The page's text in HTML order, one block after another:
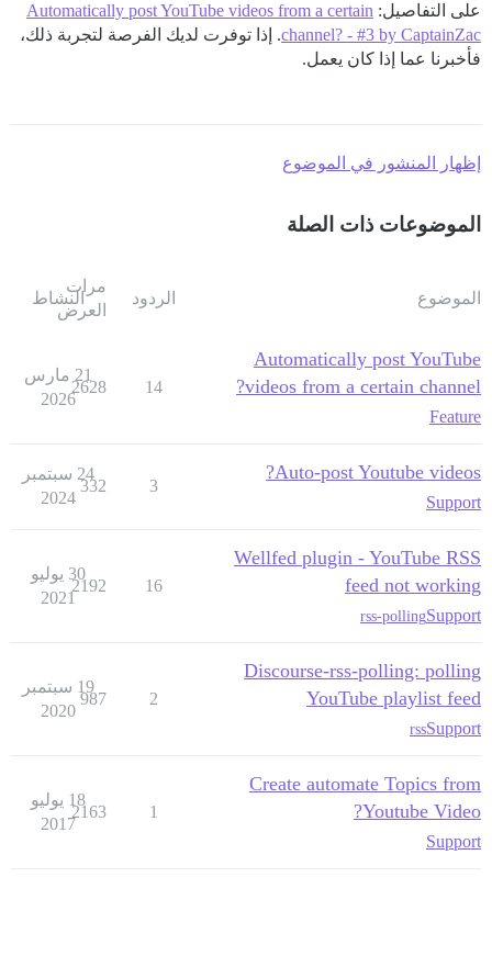
على التفاصيل: Automatically post YouTube videos from a certain
channel? - #3 by CaptainZac. إذا توفرت لديك الفرصة لتجربة ذلك،
فأخبرنا عما إذا كان يعمل.
إظهار المنشور في الموضوع
الموضوعات ذات الصلة
الموضوع الردود
مرات
العرض
النشاط
Automatically post YouTube
videos from a certain channel?
Feature
14
2628
21 مارس
2026
Auto-post Youtube videos?
Support
3
332
24 سبتمبر
2024
Wellfed plugin - YouTube RSS
feed not working
Support
rss-polling
16
2192
30 يوليو
2021
Discourse-rss-polling: polling
YouTube playlist feed
Support
rss
2
987
19 سبتمبر
2020
Create automate Topics from
Youtube Video?
Support
1
2163
18 يوليو
2017